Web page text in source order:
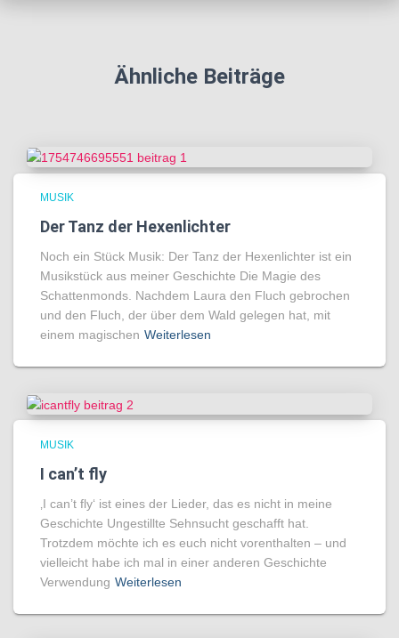
Ähnliche Beiträge
MUSIK
Der Tanz der Hexenlichter
Noch ein Stück Musik: Der Tanz der Hexenlichter ist ein
Musikstück aus meiner Geschichte Die Magie des
Schattenmonds. Nachdem Laura den Fluch gebrochen
und den Fluch, der über dem Wald gelegen hat, mit
einem magischen Weiterlesen
MUSIK
I can’t fly
‚I can’t fly‘ ist eines der Lieder, das es nicht in meine
Geschichte Ungestillte Sehnsucht geschafft hat.
Trotzdem möchte ich es euch nicht vorenthalten – und
vielleicht habe ich mal in einer anderen Geschichte
Verwendung Weiterlesen